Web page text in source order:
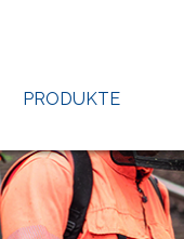
PRODUKTE